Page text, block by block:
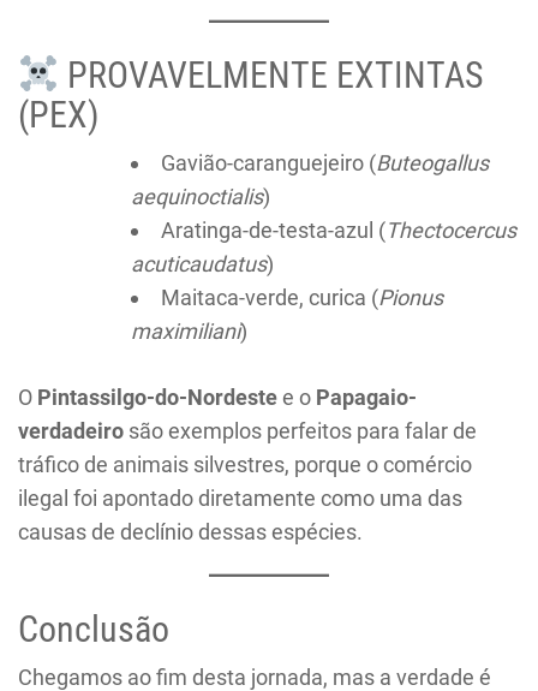
PROVAVELMENTE EXTINTAS
(PEX)
Gavião-caranguejeiro (Buteogallus
aequinoctialis)
Aratinga-de-testa-azul (Thectocercus
acuticaudatus)
Maitaca-verde, curica (Pionus
maximiliani)
O Pintassilgo-do-Nordestee o Papagaio-
verdadeiro são exemplos perfeitos para falar de
tráfico de animais silvestres, porque o comércio
ilegal foi apontado diretamente como uma das
causas de declínio dessas espécies.
Conclusão
Chegamos ao fim desta jornada, mas a verdade é